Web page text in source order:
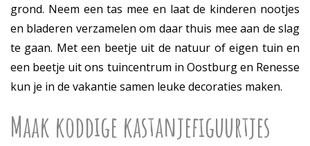
grond. Neem een tas mee en laat de kinderen nootjes
en bladeren verzamelen om daar thuis mee aan de slag
te gaan. Met een beetje uit de natuur of eigen tuin en
een beetje uit ons tuincentrum in Oostburg en Renesse
kun je in de vakantie samen leuke decoraties maken.
Maak koddige kastanjefiguurtjes